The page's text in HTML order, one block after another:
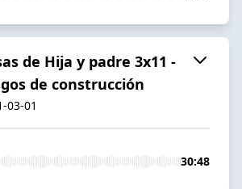
de Hija y padre 3x11 -
de construcción
03-01
30:48